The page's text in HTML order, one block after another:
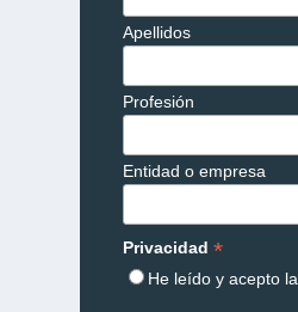
Apellidos
Profesión
Entidad o empresa
Privacidad*
He leído y acepto la